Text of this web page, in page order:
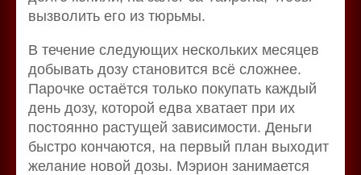
вызволить его из тюрьмы.
В течение следующих нескольких месяцев
добывать дозу становится всё сложнее.
Парочке остаётся только покупать каждый
день дозу, которой едва хватает при их
постоянно растущей зависимости. Деньги
быстро кончаются, на первый план выходит
желание новой дозы. Мэрион занимается